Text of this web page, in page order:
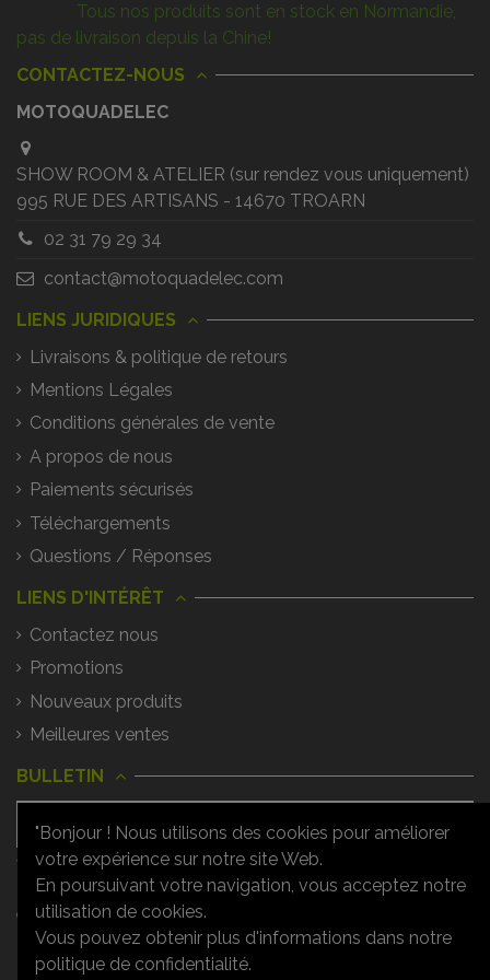
Tous nos produits sont en stock en Normandie,
pas de livraison depuis la Chine!
CONTACTEZ-NOUS
MOTOQUADELEC
SHOW ROOM & ATELIER (sur rendez vous uniquement)
995 RUE DES ARTISANS - 14670 TROARN
02 31 79 29 34
contact@motoquadelec.com
LIENS JURIDIQUES
Livraisons & politique de retours
Mentions Légales
Conditions générales de vente
A propos de nous
Paiements sécurisés
Téléchargements
Questions / Réponses
LIENS D'INTÉRÊT
Contactez nous
Promotions
Nouveaux produits
Meilleures ventes
BULLETIN
Vous pouvez vous désinscrire à tout
moment. Vous trouverez pour cela nos
informations de contact dans les
conditions d'utilisation du site.
"Bonjour ! Nous utilisons des cookies pour améliorer
votre expérience sur notre site Web.
En poursuivant votre navigation, vous acceptez notre
utilisation de cookies.
Vous pouvez obtenir plus d'informations dans notre
politique de confidentialité.